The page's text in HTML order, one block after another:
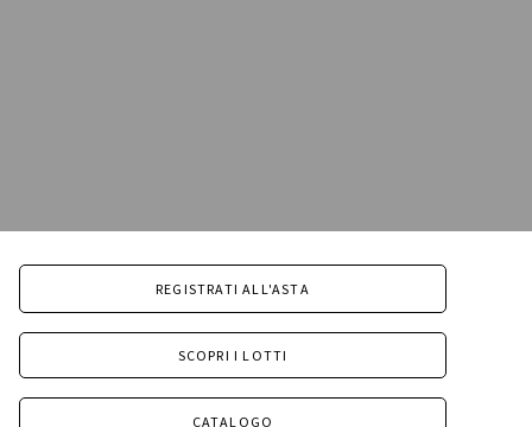
REGISTRATI ALL'ASTA
SCOPRI I LOTTI
CATALOGO